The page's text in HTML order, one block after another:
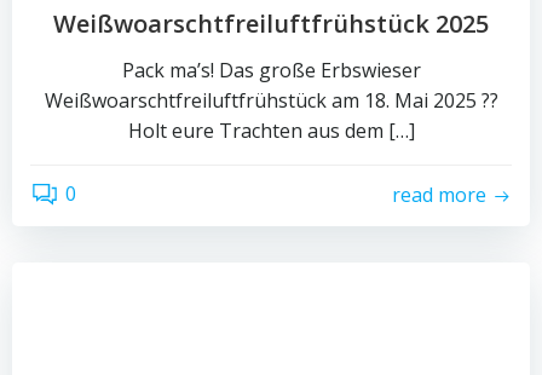
Weißwoarschtfreiluftfrühstück 2025
Pack ma’s! Das große Erbswieser
Weißwoarschtfreiluftfrühstück am 18. Mai 2025 ??
Holt eure Trachten aus dem […]
0 read more